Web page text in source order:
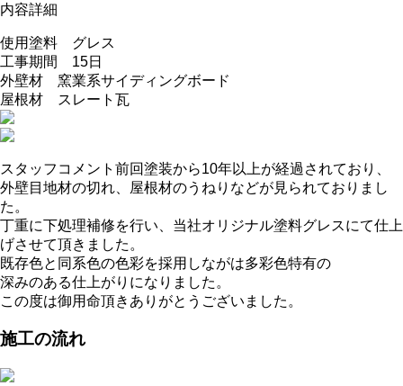
内容詳細
使用塗料 グレス
工事期間 15日
外壁材 窯業系サイディングボード
屋根材 スレート瓦
スタッフコメント 前回塗装から10年以上が経過されており、
外壁目地材の切れ、屋根材のうねりなどが見られておりまし
た。
丁重に下処理補修を行い、当社オリジナル塗料グレスにて仕上
げさせて頂きました。
既存色と同系色の色彩を採用しながは多彩色特有の
深みのある仕上がりになりました。
この度は御用命頂きありがとうございました。
施工の流れ